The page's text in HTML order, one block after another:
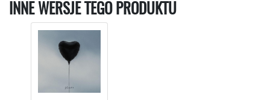
INNE WERSJE TEGO PRODUKTU